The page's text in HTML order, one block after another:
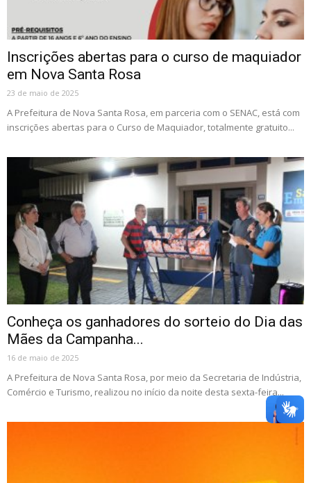
Inscrições abertas para o curso de maquiador
em Nova Santa Rosa
23 de maio de 2025
A Prefeitura de Nova Santa Rosa, em parceria com o SENAC, está com
inscrições abertas para o Curso de Maquiador, totalmente gratuito...
Conheça os ganhadores do sorteio do Dia das
Mães da Campanha...
16 de maio de 2025
A Prefeitura de Nova Santa Rosa, por meio da Secretaria de Indústria,
Comércio e Turismo, realizou no início da noite desta sexta-feira...